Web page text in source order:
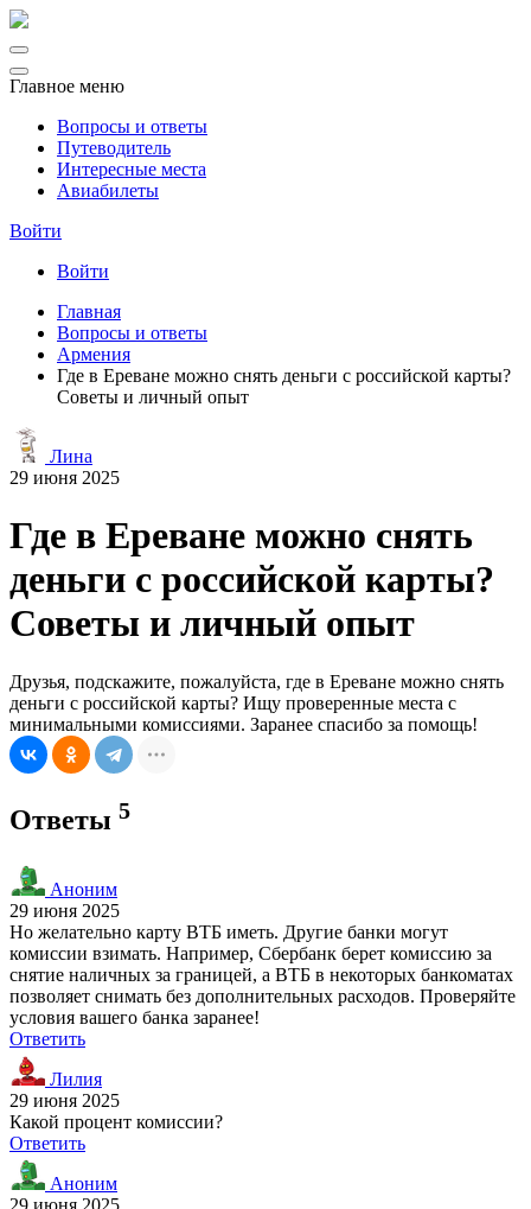
Главное меню
Вопросы и ответы
Путеводитель
Интересные места
Авиабилеты
Войти
Войти
Главная
Вопросы и ответы
Армения
Где в Ереване можно снять деньги с российской карты?
Советы и личный опыт
Лина
29 июня 2025
Где в Ереване можно снять
деньги с российской карты?
Советы и личный опыт
Друзья, подскажите, пожалуйста, где в Ереване можно снять
деньги с российской карты? Ищу проверенные места с
минимальными комиссиями. Заранее спасибо за помощь!
Ответы 5
Аноним
29 июня 2025
Но желательно карту ВТБ иметь. Другие банки могут
комиссии взимать. Например, Сбербанк берет комиссию за
снятие наличных за границей, а ВТБ в некоторых банкоматах
позволяет снимать без дополнительных расходов. Проверяйте
условия вашего банка заранее!
Ответить
Лилия
29 июня 2025
Какой процент комиссии?
Ответить
Аноним
29 июня 2025